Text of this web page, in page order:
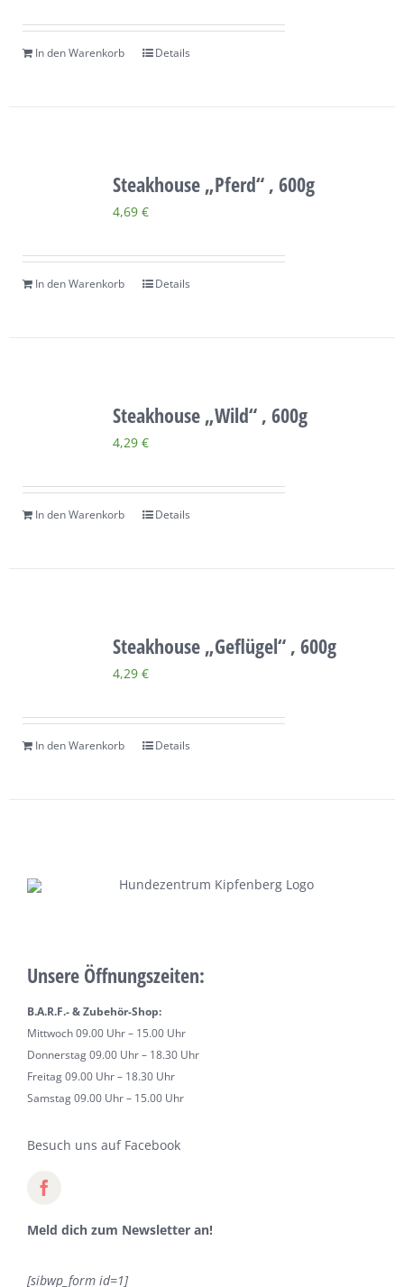
In den Warenkorb Details
Steakhouse „Pferd“ , 600g
4,69 €
In den Warenkorb Details
Steakhouse „Wild“ , 600g
4,29 €
In den Warenkorb Details
Steakhouse „Geflügel“ , 600g
4,29 €
In den Warenkorb Details
Unsere Öffnungszeiten:
B.A.R.F.- & Zubehör-Shop:
Mittwoch 09.00 Uhr – 15.00 Uhr
Donnerstag 09.00 Uhr – 18.30 Uhr
Freitag 09.00 Uhr – 18.30 Uhr
Samstag 09.00 Uhr – 15.00 Uhr
Besuch uns auf Facebook
Meld dich zum Newsletter an!
[sibwp_form id=1]